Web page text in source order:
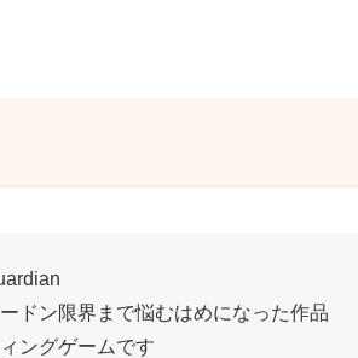
ドン限界まで悩むはめになった作品
ングゲームです